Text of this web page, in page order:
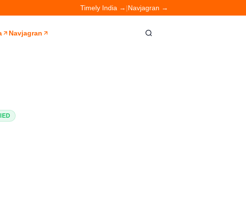
Timely India → |Navjagran →
Navjagran